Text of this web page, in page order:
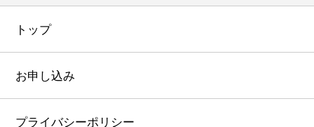
トップ
お申し込み
プライバシーポリシー